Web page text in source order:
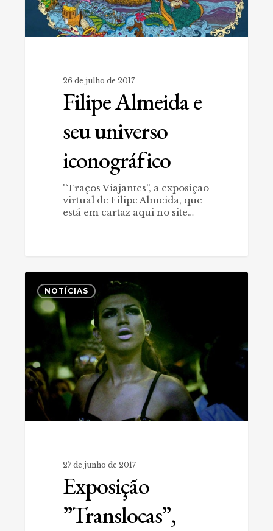
26 de julho de 2017
Filipe Almeida e
seu universo
iconográfico
'’Traços Viajantes’’, a exposição
virtual de Filipe Almeida, que
está em cartaz aqui no site…
Exposição
”Translocas”,
orgulho
representatividade
Evna
Moura
NOTÍCIAS
27 de junho de 2017
Exposição
”Translocas”,